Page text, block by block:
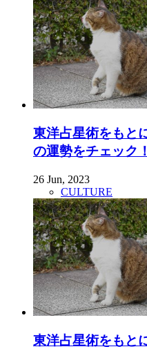
東洋占星術をもと
の運勢をチェック！
26 Jun, 2023
CULTURE
東洋占星術をもと